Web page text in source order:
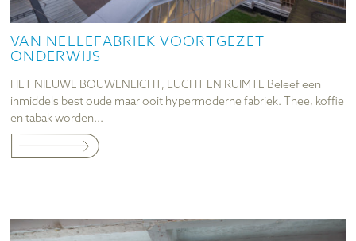
VAN NELLEFABRIEK VOORTGEZET
ONDERWIJS
HET NIEUWE BOUWENLICHT, LUCHT EN RUIMTE Beleef een
inmiddels best oude maar ooit hypermoderne fabriek. Thee, koffie
en tabak worden...